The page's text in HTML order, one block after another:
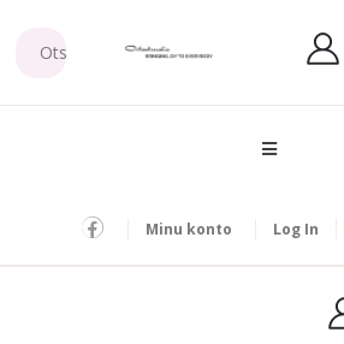
Minu konto Log In